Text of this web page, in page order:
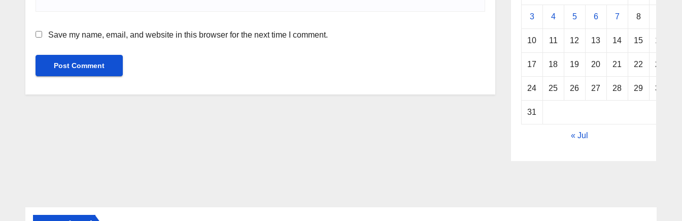
Save my name, email, and website in this browser for the next time I comment.
3 4 5 6 7 8
10 11 12 13 14 15 16
17 18 19 20 21 22 23
24 25 26 27 28 29 30
31
« Jul